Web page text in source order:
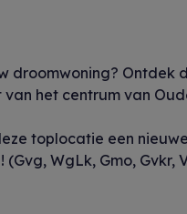
droomwoning?
het centrum van
toplocatie een
WgLk, Gmo, Gvkr,